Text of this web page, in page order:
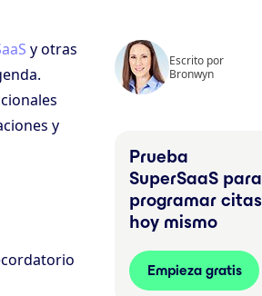
y otras
y
Escrito por
Bronwyn
Prueba
SuperSaaS para
programar citas
hoy mismo
Empieza gratis